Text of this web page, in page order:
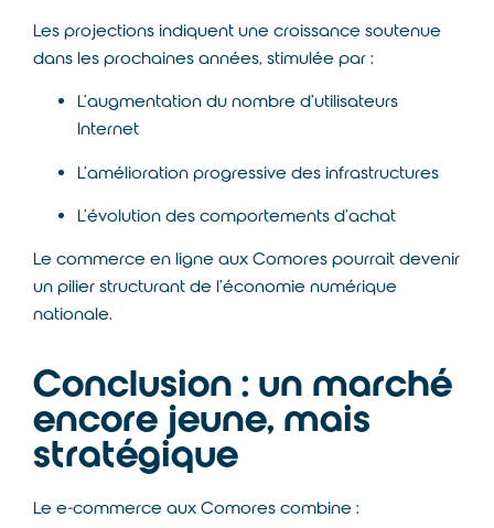
Les projections indiquent une croissance soutenue
dans les prochaines années, stimulée par :
L’augmentation du nombre d’utilisateurs
Internet
L’amélioration progressive des infrastructures
L’évolution des comportements d’achat
Le commerce en ligne aux Comores pourrait devenir
un pilier structurant de l’économie numérique
nationale.
Conclusion : un marché
encore jeune, mais
stratégique
Le e-commerce aux Comores combine :